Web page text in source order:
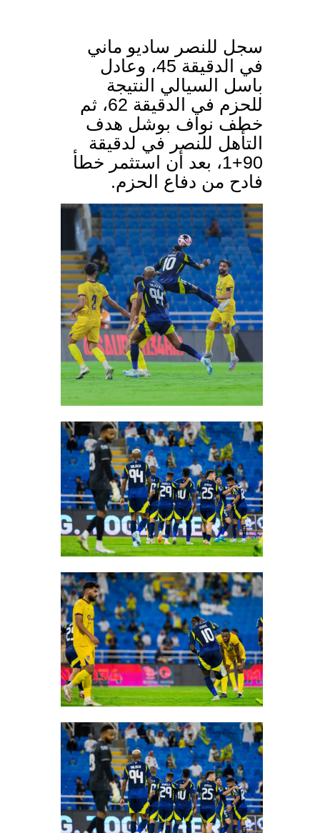
سجل للنصر ساديو ماني
في الدقيقة 45، وعادل
باسل السيالي النتيجة
للحزم في الدقيقة 62، ثم
خطف نواف بوشل هدف
التأهل للنصر في لدقيقة
90+1، بعد أن استثمر خطأ
فادح من دفاع الحزم.